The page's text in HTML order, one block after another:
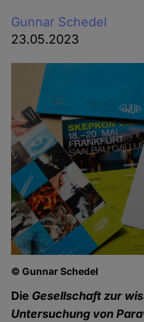
Gunnar Schedel
23.05.2023
© Gunnar Schedel
Die Gesellschaft zur
Untersuchung von